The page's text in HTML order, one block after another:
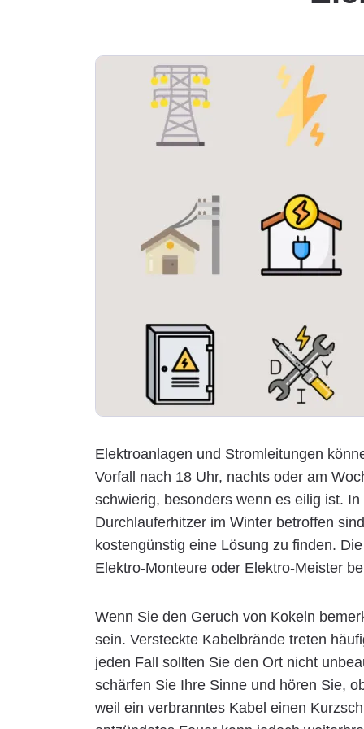
Elektroanlagen und Stromleitungen
Vorfall nach 18 Uhr, nachts oder am
schwierig, besonders wenn es eilig ist.
Durchlauferhitzer im Winter betroffen
kostengünstig eine Lösung zu finden.
Elektro-Monteure oder Elektro-Meister
Wenn Sie den Geruch von Kokeln
sein. Versteckte Kabelbrände treten
jeden Fall sollten Sie den Ort nicht
schärfen Sie Ihre Sinne und hören Sie,
weil ein verbranntes Kabel einen